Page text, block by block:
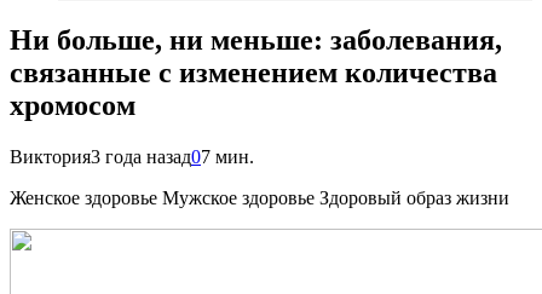
Ни больше, ни меньше: заболевания,
связанные с изменением количества
хромосом
Виктория3 года назад07 мин.
Женское здоровье Мужское здоровье Здоровый образ жизни